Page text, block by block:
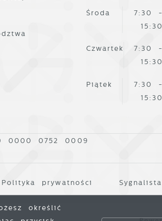
Środa
7:30 -
15:30
Czwartek
7:30 -
15:30
Piątek
7:30 -
15:30
0000 0752 0009
Polityka prywatności Sygnalista
określić